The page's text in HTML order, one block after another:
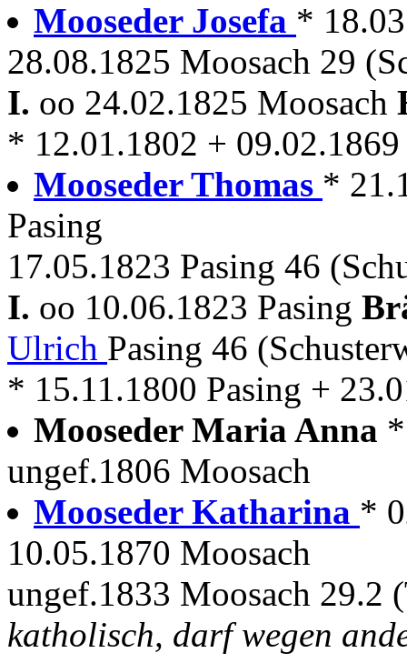
Mooseder Josefa *
28.08.1825 Moosach 29
I. oo 24.02.1825 Moosach
* 12.01.1802 +
Mooseder Thomas *
Pasing
17.05.1823 Pasing 46
I. oo 10.06.1823 Pasing
Ulrich Pasing 46
* 15.11.1800 Pasing +
Mooseder Maria Anna
ungef.1806 Moosach
Mooseder Katharina *
10.05.1870 Moosach
ungef.1833 Moosach 29.2
katholisch, darf wegen